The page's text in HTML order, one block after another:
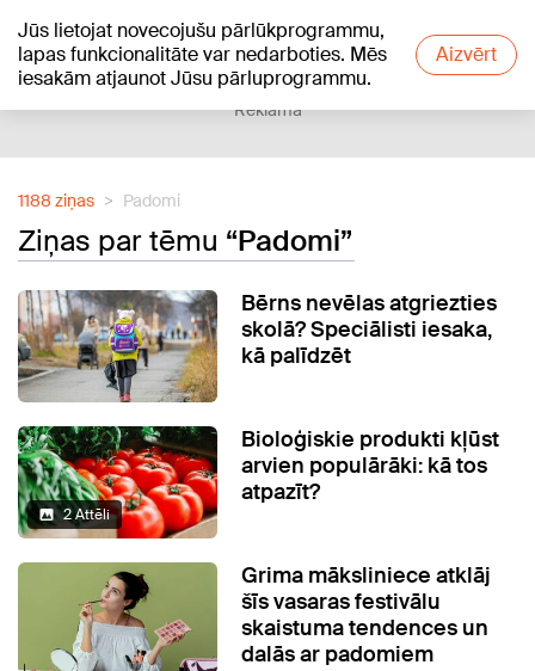
Jūs lietojat novecojušu pārlūkprogrammu,
lapas funkcionalitāte var nedarboties. Mēs
iesakām atjaunot Jūsu pārluprogrammu.
Aizvērt
+21°C
Reklāma
1188 ziņas Padomi
Ziņas par tēmu “Padomi”
Bērns nevēlas atgriezties
skolā? Speciālisti iesaka,
kā palīdzēt
2 Attēli
Bioloģiskie produkti kļūst
arvien populārāki: kā tos
atpazīt?
Grima māksliniece atklāj
šīs vasaras festivālu
skaistuma tendences un
dalās ar padomiem